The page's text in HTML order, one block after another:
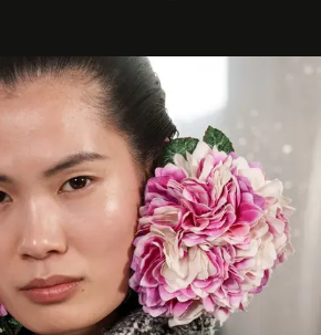
waarin elk werk de herinnering